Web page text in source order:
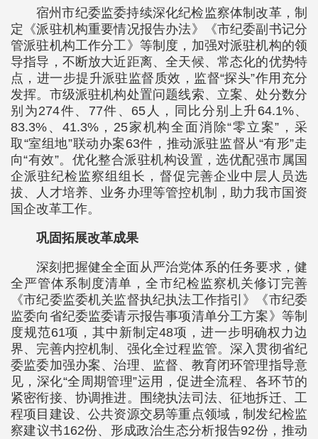
宿州市纪委监委持续深化纪检监察体制改革，制
定《派驻机构重要情况报告办法》《市纪委副书记分
管派驻机构工作分工》等制度，加强对派驻机构的领
导指导，不断放大近距离、全天候、常态化的优势特
点，进一步提升派驻监督质效，监督“探头”作用充分
发挥。市级派驻机构处置问题线索、立案、处分数分
别为274件、77件、65人，同比分别上升64.1%、
83.3%、41.3%，25家机构全面消除“零立案”，采
取“室组地”联动办案63件，推动派驻监督从“有形”走
向“有效”。优化整合派驻机构设置，选优配强市属国
企派驻纪检监察组组长，督促完善企业中层人员选
拔、人才培养、业务办理等管控机制，助力我市国资
国企改革工作。
巩固拓展改革成果
深刻把握健全全面从严治党体系的任务要求，健
全严管体系制度清单，全市纪检监察机关修订完善
《市纪委监委机关监督执纪执法工作指引》《市纪委
监委向省纪委监委请示报告事项清单分工方案》等制
度规范61项，其中新制定48项，进一步明确权力边
界、完善内控机制、强化全过程监管。深入贯彻省纪
委监委加强办案、治理、监督、教育闭环管理指导意
见，深化“全周期管理”运用，促进全流程、各环节的
紧密衔接、协调推进。围绕执法司法、征地拆迁、工
程项目建设、公共资源交易等重点领域，制发纪检监
察建议书162份、形成政治生态分析报告92份，推动